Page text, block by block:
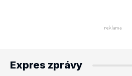
Expres zprávy